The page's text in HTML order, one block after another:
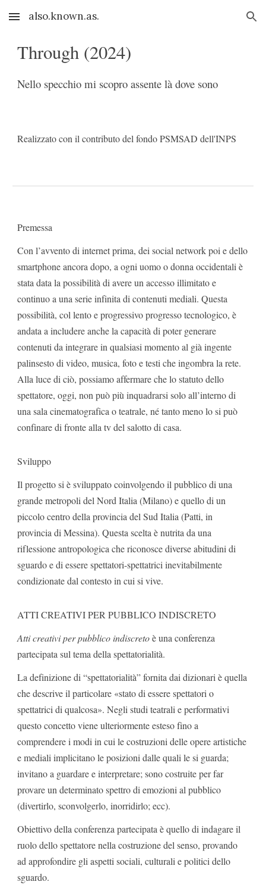
Skip to main content Skip to navigation
also.known.as.
Through (2024)
Nello specchio mi scopro assente là dove sono
Realizzato con il contributo del fondo PSMSAD dell'INPS
Premessa
Con l’avvento di internet prima, dei social network poi e dello
smartphone ancora dopo, a ogni uomo o donna occidentali è
stata data la possibilità di avere un accesso illimitato e
continuo a una serie infinita di contenuti mediali. Questa
possibilità, col lento e progressivo progresso tecnologico, è
andata a includere anche la capacità di poter generare
contenuti da integrare in qualsiasi momento al già ingente
palinsesto di video, musica, foto e testi che ingombra la rete.
Alla luce di ciò, possiamo affermare che lo statuto dello
spettatore, oggi, non può più inquadrarsi solo all’interno di
una sala cinematografica o teatrale, né tanto meno lo si può
confinare di fronte alla tv del salotto di casa.
Sviluppo
Il progetto si è sviluppato coinvolgendo il pubblico di una
grande metropoli del Nord Italia (Milano) e quello di un
piccolo centro della provincia del Sud Italia (Patti, in
provincia di Messina). Questa scelta è nutrita da una
riflessione antropologica che riconosce diverse abitudini di
sguardo e di essere spettatori-spettatrici inevitabilmente
condizionate dal contesto in cui si vive.
ATTI CREATIVI PER PUBBLICO INDISCRETO
Atti creativi per pubblico indiscretoè una conferenza
partecipata sul tema della spettatorialità.
La definizione di “spettatorialità” fornita dai dizionari è quella
che descrive il particolare «stato di essere spettatori o
spettatrici di qualcosa». Negli studi teatrali e performativi
questo concetto viene ulteriormente esteso fino a
comprendere i modi in cui le costruzioni delle opere artistiche
e mediali implicitano le posizioni dalle quali le si guarda;
invitano a guardare e interpretare; sono costruite per far
provare un determinato spettro di emozioni al pubblico
(divertirlo, sconvolgerlo, inorridirlo; ecc).
Obiettivo della conferenza partecipata è quello di indagare il
ruolo dello spettatore nella costruzione del senso, provando
ad approfondire gli aspetti sociali, culturali e politici dello
sguardo.